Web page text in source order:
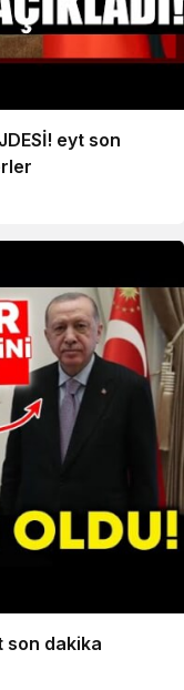
eyt son
son dakika